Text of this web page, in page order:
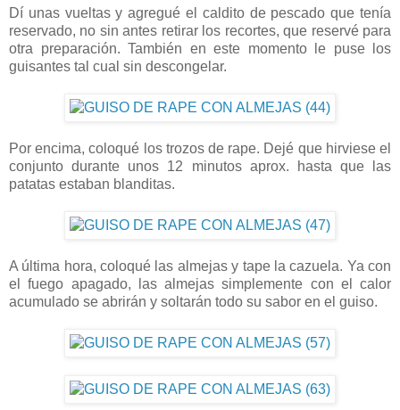
Dí unas vueltas y agregué el caldito de pescado que tenía
reservado, no sin antes retirar los recortes, que reservé para
otra preparación. También en este momento le puse los
guisantes tal cual sin descongelar.
Por encima, coloqué los trozos de rape. Dejé que hirviese el
conjunto durante unos 12 minutos aprox. hasta que las
patatas estaban blanditas.
A última hora, coloqué las almejas y tape la cazuela. Ya con
el fuego apagado, las almejas simplemente con el calor
acumulado se abrirán y soltarán todo su sabor en el guiso.